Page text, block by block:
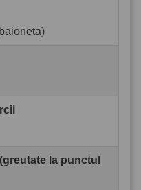
la punctul